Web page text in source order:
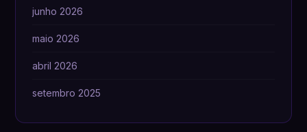
junho 2026
maio 2026
abril 2026
setembro 2025